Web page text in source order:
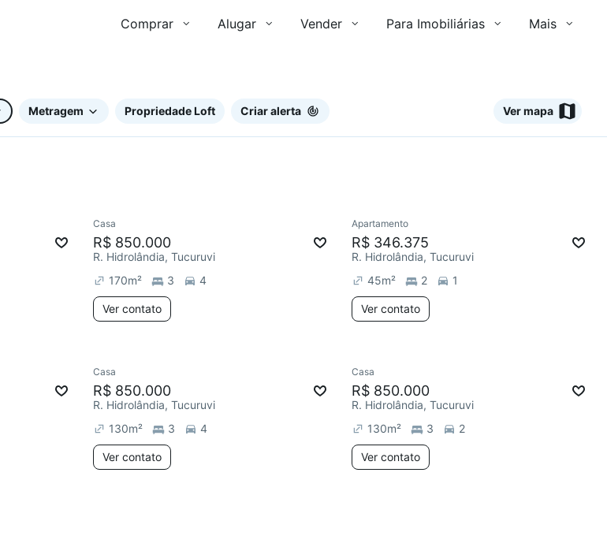
Comprar Alugar Vender Para Imobiliárias Mais
Metragem Propriedade Loft Criar alerta Ver mapa
Casa
R$ 850.000
R. Hidrolândia, Tucuruvi
170m² 3 4
Ver contato
Redecorar
Apartamento
R$ 346.375
R. Hidrolândia, Tucuruvi
45m² 2 1
Ver contato
Casa
R$ 850.000
R. Hidrolândia, Tucuruvi
130m² 3 4
Ver contato
Casa
R$ 850.000
R. Hidrolândia, Tucuruvi
130m² 3 2
Ver contato